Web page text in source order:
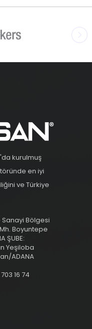
kurulmuş
en iyi
ve Türkiye
Sanayi Bölgesi
Boyuntepe
ŞUBE:
Yeşiloba
ADANA
16 74